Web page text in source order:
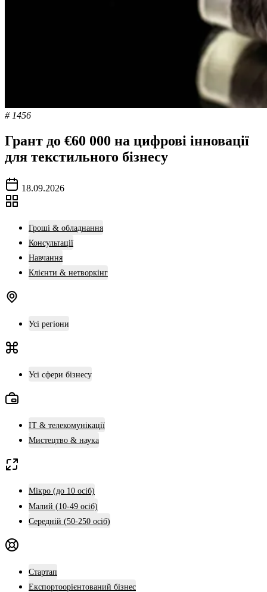
# 1456
Грант до €60 000 на цифрові інновації
для текстильного бізнесу
18.09.2026
Гроші & обладнання
Консультації
Навчання
Клієнти & нетворкінг
Усі регіони
Усі сфери бізнесу
ІТ & телекомунікації
Мистецтво & наука
Мікро (до 10 осіб)
Малий (10-49 осіб)
Середній (50-250 осіб)
Стартап
Експортоорієнтований бізнес